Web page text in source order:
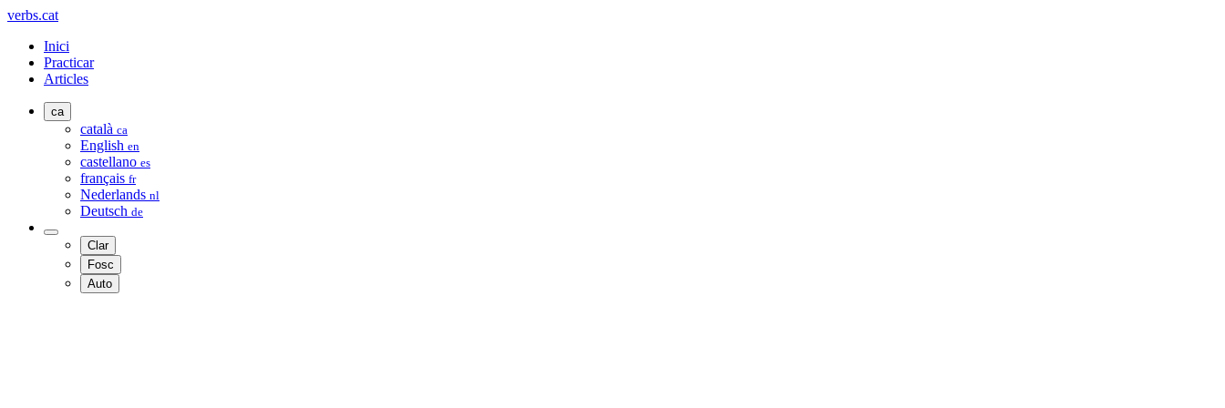
verbs.cat
Inici
Practicar
Articles
ca
català ca
English en
castellano es
français fr
Nederlands nl
Deutsch de
Clar
Fosc
Auto